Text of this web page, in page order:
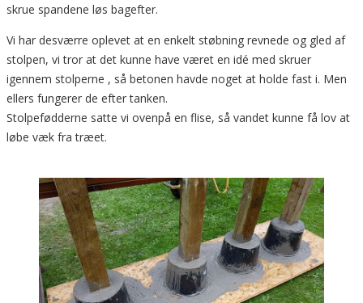
skrue spandene løs bagefter.
Vi har desværre oplevet at en enkelt støbning revnede og gled af
stolpen, vi tror at det kunne have været en idé med skruer
igennem stolperne , så betonen havde noget at holde fast i. Men
ellers fungerer de efter tanken.
Stolpefødderne satte vi ovenpå en flise, så vandet kunne få lov at
løbe væk fra træet.